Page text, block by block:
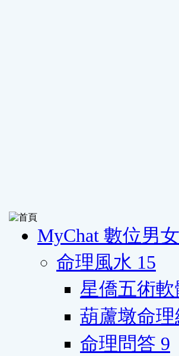
MyChat 數位男女
命理風水 15
星僑五術軟
葫蘆墩命理
命理問答 9